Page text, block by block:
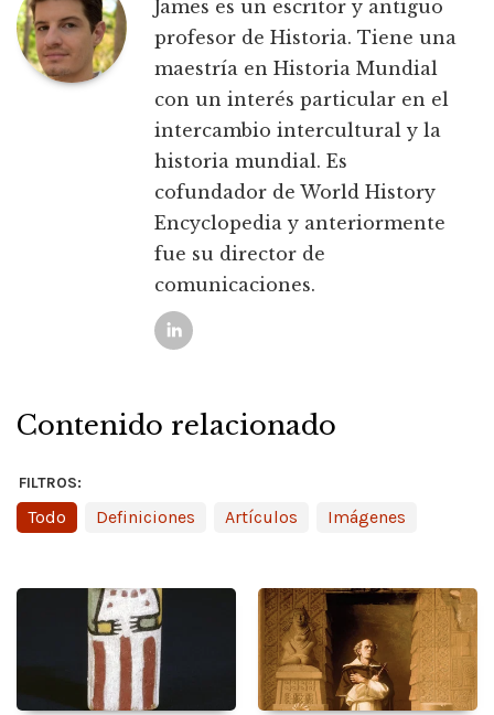
James es un escritor y antiguo
profesor de Historia. Tiene una
maestría en Historia Mundial
con un interés particular en el
intercambio intercultural y la
historia mundial. Es
cofundador de World History
Encyclopedia y anteriormente
fue su director de
comunicaciones.
Contenido relacionado
FILTROS:
Todo Definiciones Artículos Imágenes